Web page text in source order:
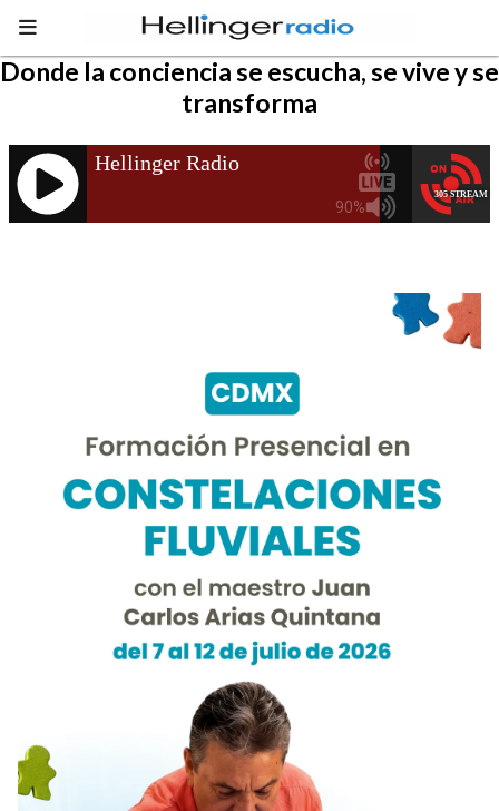
Donde la conciencia se escucha, se vive y se
transforma